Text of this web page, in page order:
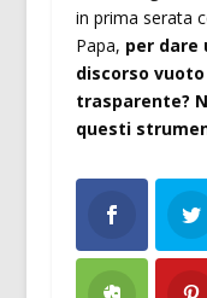
in prima serata
Papa, per dare
discorso
trasparente?
questi